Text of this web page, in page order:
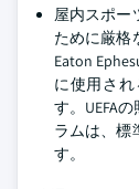
屋内スポー
ために厳格
Eaton
に使用さ
す。UEFA
ラムは、標
す。